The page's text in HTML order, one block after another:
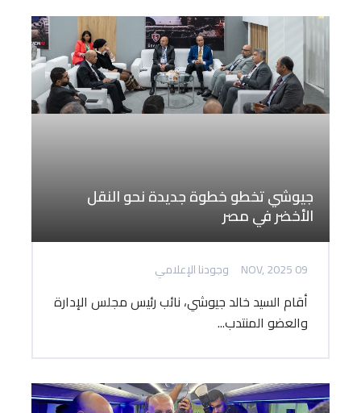
جيوشي تخطو خطوة جديدة نحو النقل
الأخضر في مصر
09 NOV, 2025 وجودنا الإعلامي
أقام السيد خالد جيوشي، نائب رئيس مجلس الإدارة
والعضو المنتدب...